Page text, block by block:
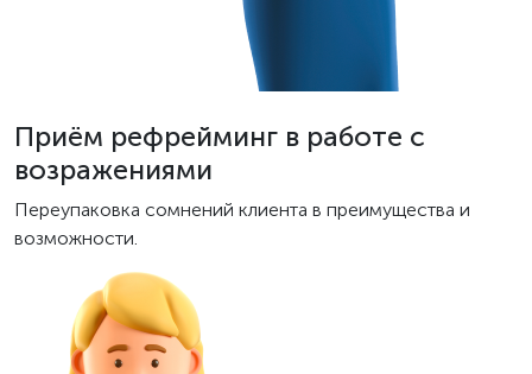
Приём рефрейминг в работе с
возражениями
Переупаковка сомнений клиента в преимущества и
возможности.